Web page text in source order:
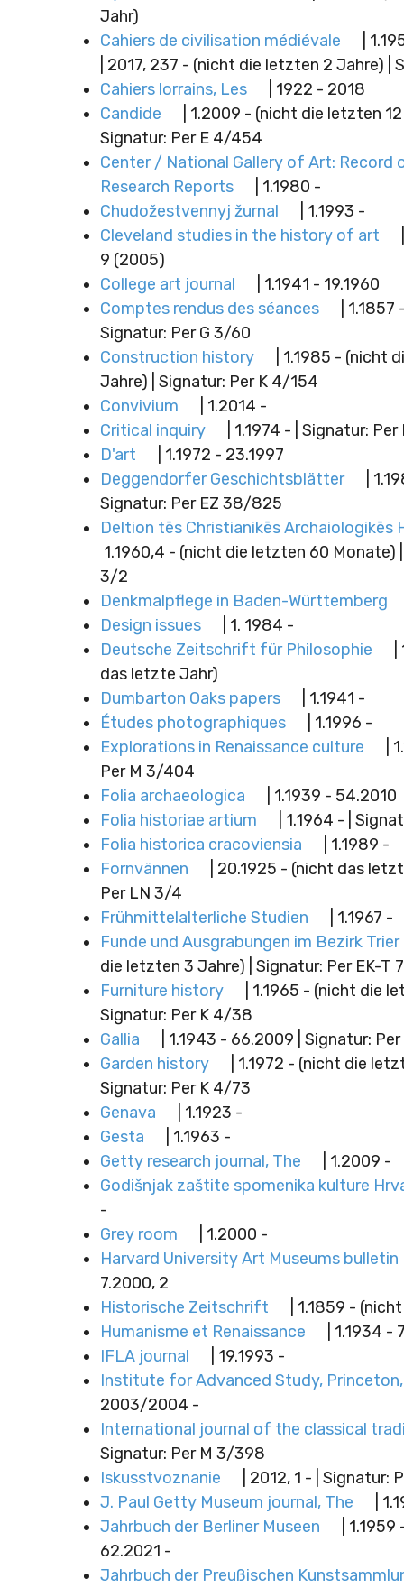
Jahr)
Cahiers de civilisation médiévale
|
| 2017, 237 - (nicht die letzten 2 Jahre) |
Cahiers lorrains, Les
| 1922 - 2018
Candide
| 1.2009 - (nicht die letzten
Signatur: Per E 4/454
Center / National Gallery of Art: Record
Research Reports
| 1.1980 -
Chudožestvennyj žurnal
| 1.1993 -
Cleveland studies in the history of art
9 (2005)
College art journal
| 1.1941 - 19.1960
Comptes rendus des séances
|
Signatur: Per G 3/60
Construction history
| 1.1985 - (nicht
Jahre) | Signatur: Per K 4/154
Convivium
| 1.2014 -
Critical inquiry
| 1.1974 - | Signatur:
D'art
| 1.1972 - 23.1997
Deggendorfer Geschichtsblätter
|
Signatur: Per EZ 38/825
Deltion tēs Christianikēs Archaiologikēs
1.1960,4 - (nicht die letzten 60 Monate)
3/2
Denkmalpflege in Baden-Württemberg
Design issues
| 1. 1984 -
Deutsche Zeitschrift für Philosophie
das letzte Jahr)
Dumbarton Oaks papers
| 1.1941 -
Études photographiques
| 1.1996 -
Explorations in Renaissance culture
|
Per M 3/404
Folia archaeologica
| 1.1939 - 54.2010
Folia historiae artium
| 1.1964 - |
Folia historica cracoviensia
| 1.1989 -
Fornvännen
| 20.1925 - (nicht das
Per LN 3/4
Frühmittelalterliche Studien
| 1.1967 -
Funde und Ausgrabungen im Bezirk Trier
die letzten 3 Jahre) | Signatur: Per EK-T
Furniture history
| 1.1965 - (nicht die
Signatur: Per K 4/38
Gallia
| 1.1943 - 66.2009 | Signatur:
Garden history
| 1.1972 - (nicht die
Signatur: Per K 4/73
Genava
| 1.1923 -
Gesta
| 1.1963 -
Getty research journal, The
| 1.2009 -
Godišnjak zaštite spomenika kulture
-
Grey room
| 1.2000 -
Harvard University Art Museums bulletin
7.2000, 2
Historische Zeitschrift
| 1.1859 -
Humanisme et Renaissance
| 1.1934 -
IFLA journal
| 19.1993 -
Institute for Advanced Study,
2003/2004 -
International journal of the classical
Signatur: Per M 3/398
Iskusstvoznanie
| 2012, 1 - | Signatur:
J. Paul Getty Museum journal, The
|
Jahrbuch der Berliner Museen
|
62.2021 -
Jahrbuch der Preußischen